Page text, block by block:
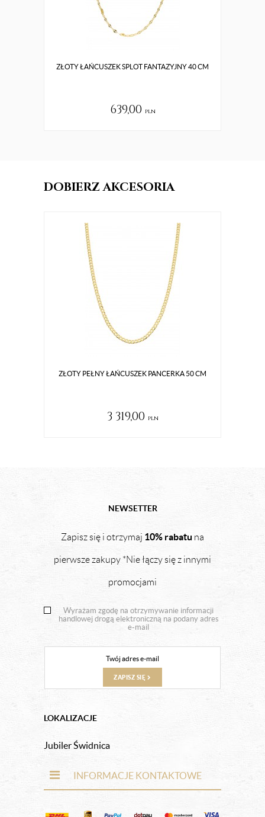
ZŁOTY ŁAŃCUSZEK SPLOT FANTAZYJNY 40 CM
639,00 pln
DOBIERZ AKCESORIA
ZŁOTY PEŁNY ŁAŃCUSZEK PANCERKA 50 CM
3 319,00 pln
NEWSETTER
Zapisz się i otrzymaj 10% rabatu na
pierwsze zakupy *Nie łączy się z innymi
promocjami
Wyrażam zgodę na otrzymywanie informacji
handlowej drogą elektroniczną na podany adres
e-mail
ZAPISZ SIĘ
LOKALIZACJE
Jubiler Świdnica
INFORMACJE KONTAKTOWE